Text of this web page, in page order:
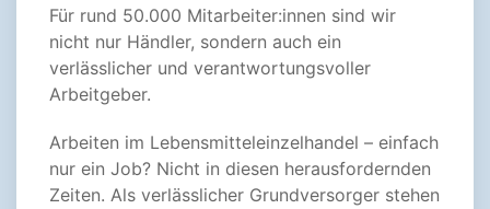
Für rund 50.000 Mitarbeiter:innen sind wir
nicht nur Händler, sondern auch ein
verlässlicher und verantwortungsvoller
Arbeitgeber.
Arbeiten im Lebensmitteleinzelhandel – einfach
nur ein Job? Nicht in diesen herausfordernden
Zeiten. Als verlässlicher Grundversorger stehen